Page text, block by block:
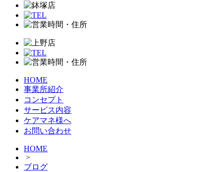
HOME
事業所紹介
コンセプト
サービス内容
ケアマネ様へ
お問い合わせ
HOME
>
ブログ